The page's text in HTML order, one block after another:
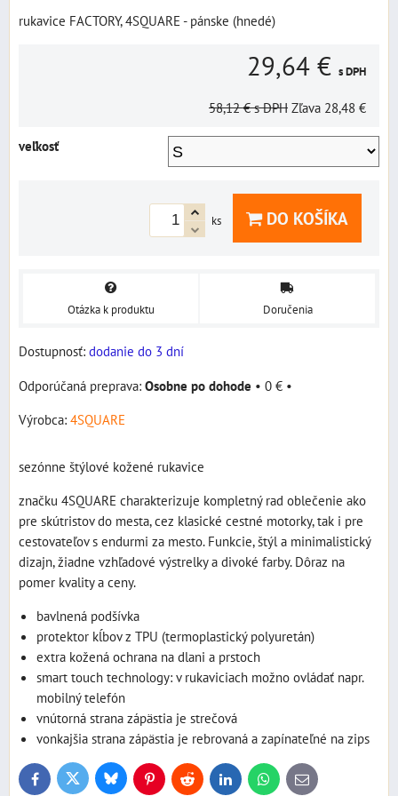
rukavice FACTORY, 4SQUARE - pánske (hnedé)
29,64 € s DPH
58,12 € s DPH Zľava 28,48 €
veľkosť
ks DO KOŠÍKA
Otázka k produktu Doručenia
Dostupnosť: dodanie do 3 dní
Osobne po dohode • 0 € •
Výrobca: 4SQUARE
sezónne štýlové kožené rukavice
značku 4SQUARE charakterizuje kompletný rad oblečenie ako
pre skútristov do mesta, cez klasické cestné motorky, tak i pre
cestovateľov s endurmi za mesto. Funkcie, štýl a minimalistický
dizajn, žiadne vzhľadové výstrelky a divoké farby. Dôraz na
pomer kvality a ceny.
bavlnená podšívka
protektor kĺbov z TPU (termoplastický polyuretán)
extra kožená ochrana na dlani a prstoch
smart touch technology: v rukaviciach možno ovládať napr.
mobilný telefón
vnútorná strana zápästia je strečová
vonkajšia strana zápästia je rebrovaná a zapínateľné na zips
FacebookTwitter BlueskyPinterestReddit LinkedInWhatsApp
E-